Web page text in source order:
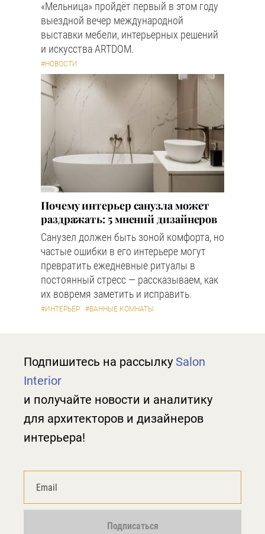
«Мельница» пройдёт первый в этом году
выездной вечер международной
выставки мебели, интерьерных решений
и искусства ARTDOM.
#НОВОСТИ
Почему интерьер санузла может
раздражать: 5 мнений дизайнеров
Санузел должен быть зоной комфорта, но
частые ошибки в его интерьере могут
превратить ежедневные ритуалы в
постоянный стресс — рассказываем, как
их вовремя заметить и исправить.
#ИНТЕРЬЕР #ВАННЫЕ КОМНАТЫ
Подпишитесь на рассылку Salon
Interior
и получайте новости и аналитику
для архитекторов и дизайнеров
интерьера!
Подписаться